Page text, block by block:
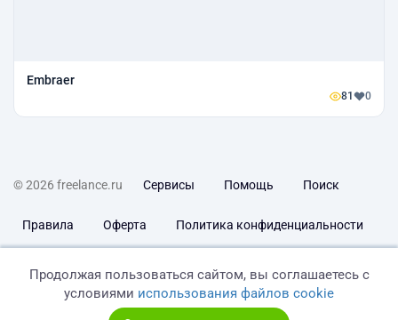
Embraer
81 0
© 2026 freelance.ru Сервисы Помощь Поиск
Правила Оферта Политика конфиденциальности
Продолжая пользоваться сайтом, вы соглашаетесь с
условиями использования файлов cookie